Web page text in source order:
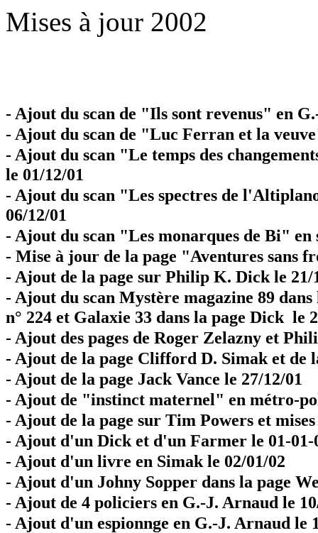
Mises à jour 2002
- Ajout du scan de "Ils sont revenus" en
- Ajout du scan de "Luc Ferran et la
- Ajout du scan "Le temps des
le 01/12/01
- Ajout du scan "Les spectres de
06/12/01
- Ajout du scan "Les monarques de Bi" en
- Mise à jour de la page "Aventures sans
- Ajout de la page sur Philip K. Dick le 21/
- Ajout du scan Mystère magazine 89
n° 224 et Galaxie 33 dans la page Dick le
- Ajout des pages de Roger Zelazny et
- Ajout de la page Clifford D. Simak et de
- Ajout de la page Jack Vance le 27/12/01
- Ajout de "instinct maternel" en métro-
- Ajout de la page sur Tim Powers et
- Ajout d'un Dick et d'un Farmer le 01-01-
- Ajout d'un livre en Simak le 02/01/02
- Ajout d'un Johny Sopper dans la page
- Ajout de 4 policiers en G.-J. Arnaud le
- Ajout d'un espionnge en G.-J. Arnaud le